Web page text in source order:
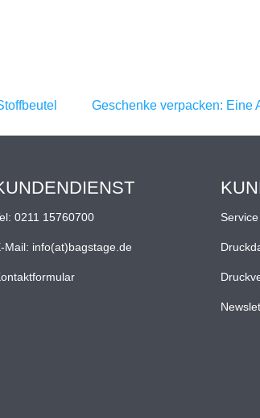
Geschenke verpacken: Eine
0211 15760700
Mail: info(at)bagstage.de
Service